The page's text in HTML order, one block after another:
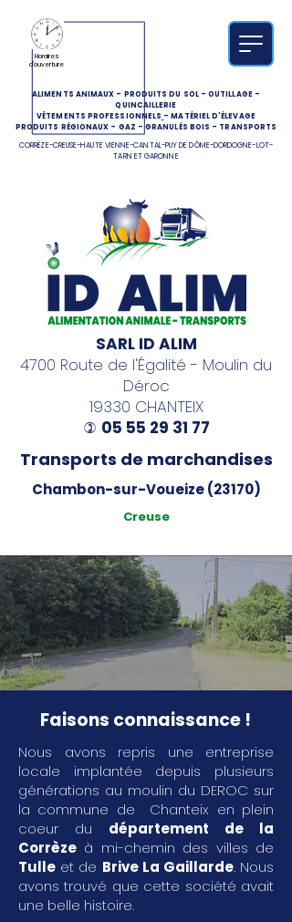
ALIMENTS ANIMAUX - PRODUITS DU SOL-OUTILLAGE-
QUINCAILLERIE
VÊTEMENTS PROFESSIONNELS -MATÉRIEL D'ÉLEVAGE
PRODUITS RÉGIONAUX - GAZ -GRANULÉS BOIS - TRANSPORTS
CORRÈZE-CREUSE-HAUTE VIENNE-CANTAL-PUY DE DÔME-DORDOGNE-LOT-
TARN ET GARONNE
Horaires
d'ouverture
SARL ID ALIM
4700 Route de l'Égalité - Moulin du
Déroc
19330 CHANTEIX
) 05 55 29 31 77
Transports de marchandises
Chambon-sur-Voueize (23170)
Creuse
Faisons connaissance !
Nous avons repris une entreprise
locale implantée depuis plusieurs
générations au moulin du DEROC sur
la commune de Chanteix en plein
coeur du département de la
Corrèze à mi-chemin des villes de
Tulle et de Brive La Gaillarde. Nous
avons trouvé que cette société avait
une belle histoire.